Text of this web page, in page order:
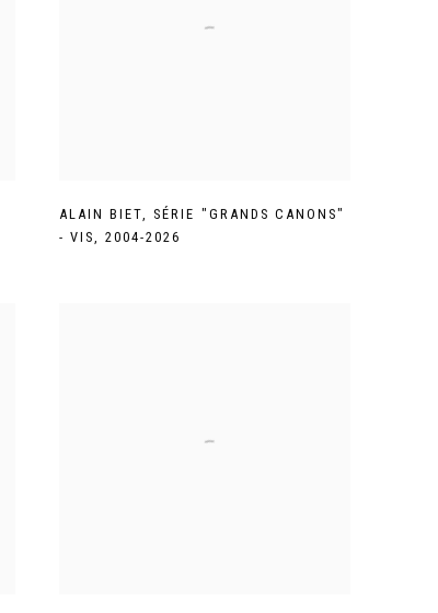
ALAIN BIET, SÉRIE "GRANDS CANONS"
- VIS,2004-2026